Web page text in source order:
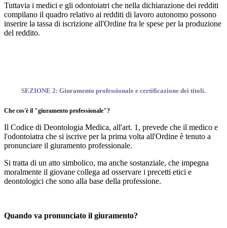
Tuttavia i medici e gli odontoiatri che nella dichiarazione dei redditi
compilano il quadro relativo ai redditi di lavoro autonomo possono
inserire la tassa di iscrizione all'Ordine fra le spese per la produzione
del reddito.
SEZIONE 2: Giuramento professionale e certificazione dei titoli.
Che cos'è il "giuramento professionale"?
Il Codice di Deontologia Medica, all'art. 1, prevede che il medico e
l'odontoiatra che si iscrive per la prima volta all'Ordine è tenuto a
pronunciare il giuramento professionale.
Si tratta di un atto simbolico, ma anche sostanziale, che impegna
moralmente il giovane collega ad osservare i precetti etici e
deontologici che sono alla base della professione.
Quando va pronunciato il giuramento?